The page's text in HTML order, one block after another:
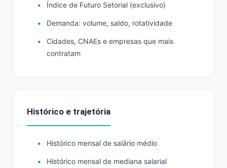
Índice de Futuro Setorial (exclusivo)
Demanda: volume, saldo, rotatividade
Cidades, CNAEs e empresas que mais
contratam
Histórico e trajetória
Histórico mensal de salário médio
Histórico mensal de mediana salarial